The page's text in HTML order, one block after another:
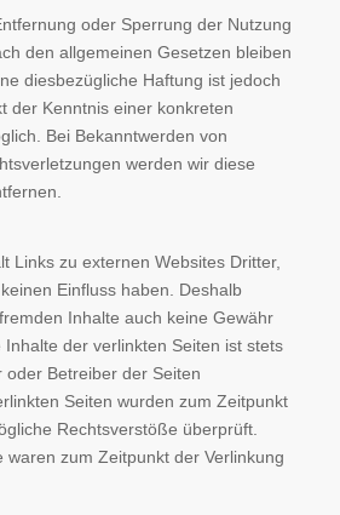
oder Sperrung der Nutzung
den allgemeinen Gesetzen bleiben
diesbezügliche Haftung ist jedoch
der Kenntnis einer konkreten
Bei Bekanntwerden von
werden wir diese
Links zu externen Websites Dritter,
Einfluss haben. Deshalb
Inhalte auch keine Gewähr
der verlinkten Seiten ist stets
oder Betreiber der Seiten
Seiten wurden zum Zeitpunkt
Rechtsverstöße überprüft.
waren zum Zeitpunkt der Verlinkung